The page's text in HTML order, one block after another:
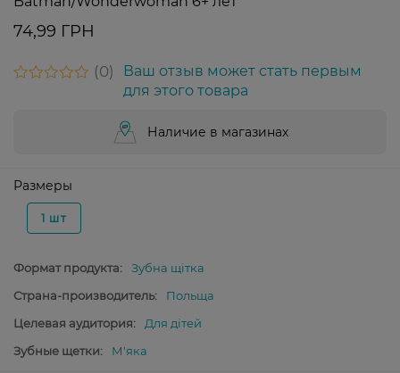
74,99 ГРН
0
Ваш отзыв может стать первым
для этого товара
Наличие в магазинах
Размеры
1 шт
Формат продукта:
Зубна щітка
Страна-производитель:
Польща
Целевая аудитория:
Для дітей
Зубные щетки:
М'яка